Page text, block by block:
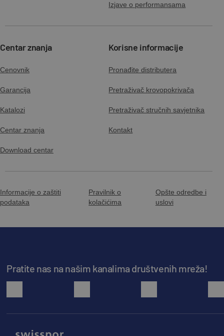
Izjave o performansama
Centar znanja
Cenovnik
Garancija
Katalozi
Centar znanja
Download centar
Korisne informacije
Pronađite distributera
Pretraživač krovopokrivača
Pretraživač stručnih savjetnika
Kontakt
Informacije o zaštiti
podataka
Pravilnik o
kolačićima
Opšte odredbe i
uslovi
Pratite nas na našim kanalima društvenih mreža!
facebook youtube instagram